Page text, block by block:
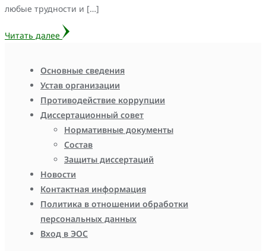
любые трудности и […]
Читать далее
Основные сведения
Устав организации
Противодействие коррупции
Диссертационный совет
Нормативные документы
Состав
Защиты диссертаций
Новости
Контактная информация
Политика в отношении обработки
персональных данных
Вход в ЭОС